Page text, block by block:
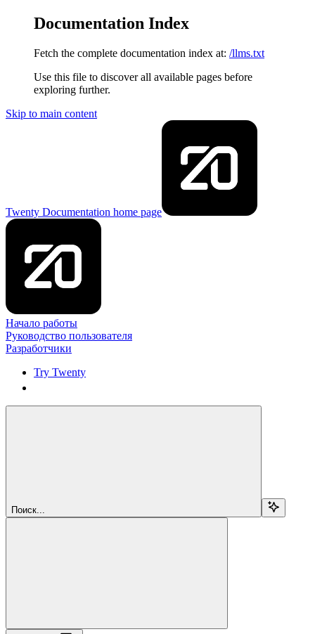
Documentation Index
Fetch the complete documentation index at: /llms.txt
Use this file to discover all available pages before
exploring further.
Skip to main content
Twenty Documentation home page
Начало работы
Руководство пользователя
Разработчики
Try Twenty
Поиск...